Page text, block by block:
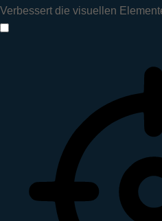
Verbessert die visuellen
Sehbehinderten-Modus